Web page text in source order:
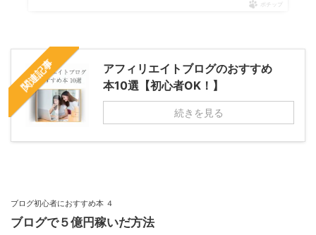
ポチップ
関連記事
アフィリエイトブログのおすすめ
本10選【初心者OK！】
続きを見る
ブログ初心者におすすめ本 ４
ブログで５億円稼いだ方法